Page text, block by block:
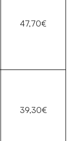
47,70€
39,30€